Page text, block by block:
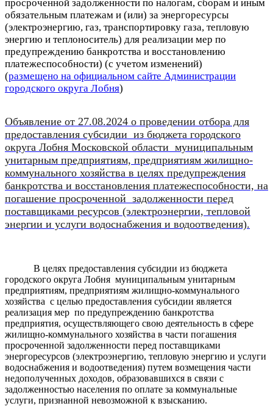
просроченной задолженности по налогам, сборам и иным
обязательным платежам и (или) за энергоресурсы
(электроэнергию, газ, транспортировку газа, тепловую
энергию и теплоноситель) для реализации мер по
предупреждению банкротства и восстановлению
платежеспособности) (с учетом изменений)
(размещено на официальном сайте Администрации
городского округа Лобня)
Объявление от 27.08.2024 о проведении отбора для
предоставления субсидии из бюджета городского
округа Лобня Московской области муниципальным
унитарным предприятиям, предприятиям жилищно-
коммунального хозяйства в целях предупреждения
банкротства и восстановления платежеспособности, на
погашение просроченной задолженности перед
поставщиками ресурсов (электроэнергии, тепловой
энергии и услуги водоснабжения и водоотведения).
В целях предоставления субсидии из бюджета
городского округа Лобня муниципальным унитарным
предприятиям, предприятиям жилищно-коммунального
хозяйства с целью предоставления субсидии является
реализация мер по предупреждению банкротства
предприятия, осуществляющего свою деятельность в сфере
жилищно-коммунального хозяйства в части погашения
просроченной задолженности перед поставщиками
энергоресурсов (электроэнергию, тепловую энергию и услуги
водоснабжения и водоотведения) путем возмещения части
недополученных доходов, образовавшихся в связи с
задолженностью населения по оплате за коммунальные
услуги, признанной невозможной к взысканию.